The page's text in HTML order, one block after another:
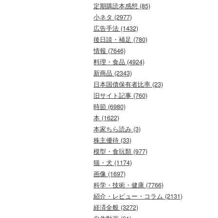
定期購読本感想 (85)
小ネタ (2977)
広告手法 (1432)
後日談・補足 (780)
情報 (7646)
料理・食品 (4924)
新商品 (2343)
日本国債保有者比率 (23)
旧サイト記事 (760)
時節 (6980)
本 (1622)
本家ちら読み (3)
株主優待 (33)
模型・食玩類 (977)
猫・犬 (1174)
画像 (1697)
科学・技術・健康 (7766)
紹介・レビュー・コラム (2131)
経済全般 (3272)